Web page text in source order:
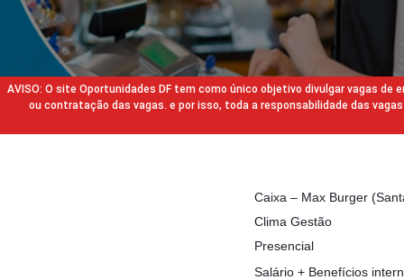
AVISO: O site Oportunidades DF tem como único objetivo divulgar vagas
ou contratação das vagas. e por isso, toda a responsabilidade das
Caixa – Max Burger
Clima Gestão
Presencial
Salário + Benefícios